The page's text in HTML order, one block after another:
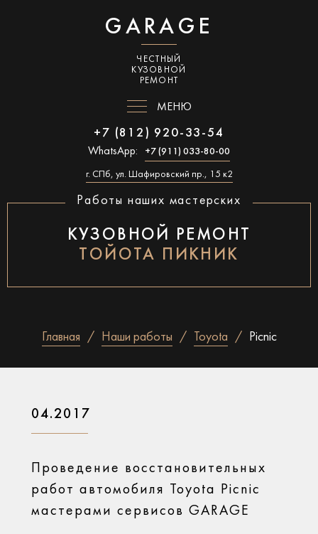
GARAGE
ЧЕСТНЫЙ
КУЗОВНОЙ
РЕМОНТ
МЕНЮ
+7 (812) 920-33-54
WhatsApp: +7 (911) 033-80-00
г. СПб, ул. Шафировский пр., 15 к2
Работы наших мастерских
КУЗОВНОЙ РЕМОНТ
ТОЙОТА ПИКНИК
Главная Наши работы Toyota Picnic
04.2017
Проведение восстановительных
работ автомобиля Toyota Picnic
мастерами сервисов GARAGE